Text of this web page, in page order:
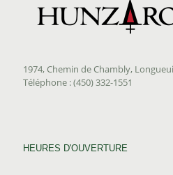
1974, Chemin de Chambly,
Téléphone : (450) 332-1551
HEURES D'OUVERTURE